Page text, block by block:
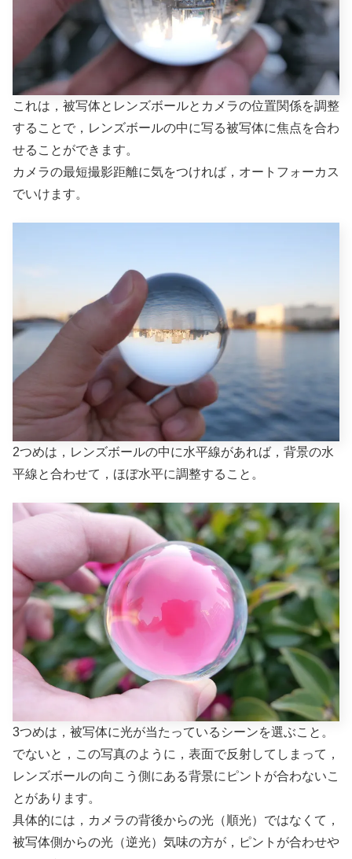
これは，被写体とレンズボールとカメラの位置関係を調整
することで，レンズボールの中に写る被写体に焦点を合わ
せることができます。
カメラの最短撮影距離に気をつければ，オートフォーカス
でいけます。
2つめは，レンズボールの中に水平線があれば，背景の水
平線と合わせて，ほぼ水平に調整すること。
3つめは，被写体に光が当たっているシーンを選ぶこと。
でないと，この写真のように，表面で反射してしまって，
レンズボールの向こう側にある背景にピントが合わないこ
とがあります。
具体的には，カメラの背後からの光（順光）ではなくて，
被写体側からの光（逆光）気味の方が，ピントが合わせや